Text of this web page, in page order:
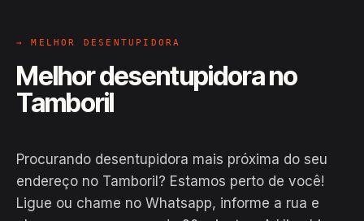
→ MELHOR DESENTUPIDORA
Melhor desentupidora no
Tamboril
Procurando desentupidora mais próxima do seu
endereço no Tamboril? Estamos perto de você!
Ligue ou chame no Whatsapp, informe a rua e